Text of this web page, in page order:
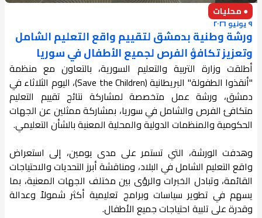
● محليات
٩ يونيو ٢٠٢٦
ورشة وطنية بدمشق لتقييم واقع التعليم الشامل
وتعزيز تكافؤ الفرص لجميع الأطفال في سوريا
أطلقت وزارة التربية والتعليم السورية، بالتعاون مع منظمة
"أنقذوا الطفولة" البريطانية (Save the Children)، اليوم الثلاثاء في
دمشق، ورشة عمل متخصصة لمشاركة نتائج تقييم التعليم
متكافئ الفرص والشامل في سوريا، بمشاركة ممثلين عن الجهات
الحكومية والمنظمات الدولية والمحلية المعنية بالشأن التعليمي.
وهدفت الورشة، التي تستمر على مدى يومين، إلى استعراض
واقع التعليم الشامل في البلاد، ومناقشة أبرز التحديات والاحتياجات
القائمة، وتبادل الخبرات والرؤى بين مختلف الجهات المعنية، بما
يسهم في تطوير سياسات وبرامج تعليمية أكثر شمولاً وعدالة
وقدرة على تلبية احتياجات جميع الأطفال.